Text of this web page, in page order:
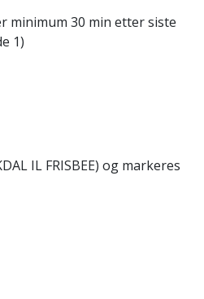
minimum 30 min etter siste
1)
IL FRISBEE) og markeres